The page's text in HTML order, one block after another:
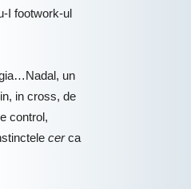
I footwork-ul
un
in cross, de
control,
cerca